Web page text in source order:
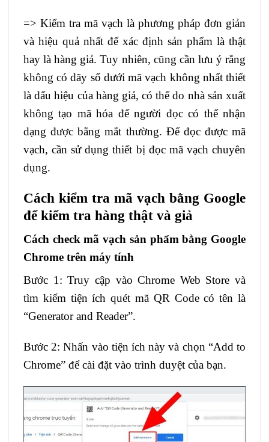
=> Kiểm tra mã vạch là phương pháp đơn giản
và hiệu quả nhất để xác định sản phẩm là thật
hay là hàng giả. Tuy nhiên, cũng cần lưu ý rằng
không có dãy số dưới mã vạch không nhất thiết
là dấu hiệu của hàng giả, có thể do nhà sản xuất
không tạo mã hóa để người đọc có thể nhận
dạng được bằng mắt thường. Để đọc được mã
vạch, cần sử dụng thiết bị đọc mã vạch chuyên
dụng.
Cách kiểm tra mã vạch bằng Google
để kiểm tra hàng thật và giả
Cách check mã vạch sản phẩm bằng Google
Chrome trên máy tính
Bước 1: Truy cập vào Chrome Web Store và
tìm kiếm tiện ích quét mã QR Code có tên là
“Generator and Reader”.
Bước 2: Nhấn vào tiện ích này và chọn “Add to
Chrome” để cài đặt vào trình duyệt của bạn.